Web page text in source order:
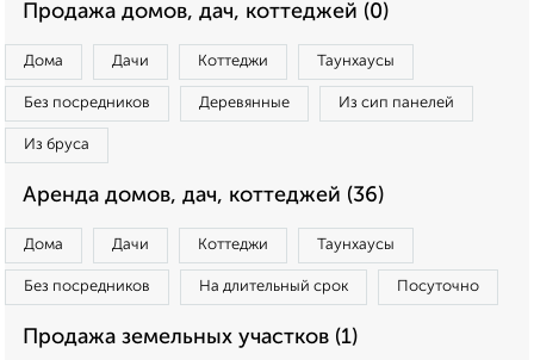
Продажа домов, дач, коттеджей (0)
Дома Дачи Коттеджи Таунхаусы
Без посредников Деревянные Из сип панелей
Из бруса
Аренда домов, дач, коттеджей (36)
Дома Дачи Коттеджи Таунхаусы
Без посредников На длительный срок Посуточно
Продажа земельных участков (1)